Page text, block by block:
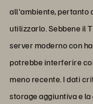
all'ambiente, pertanto
utilizzarlo. Sebbene il
server moderno con
potrebbe interferire
meno recente. I dati
storage aggiuntiva e